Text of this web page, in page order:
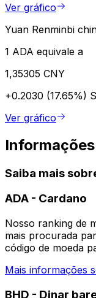
Ver gráfico
Yuan Renminbi
1 ADA equivale a
1,35305 CNY
+0.2030 (17.65%)
Ver gráfico
Saiba mais
ADA - Cardano
Nosso ranking de
mais procurada
código de moeda
Mais informações
BHD - Dinar